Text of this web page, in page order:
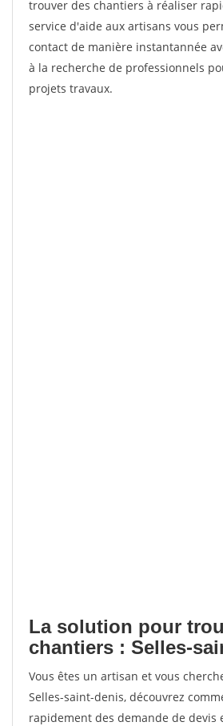
trouver des chantiers à réaliser
service d'aide aux artisans vous
contact de manière instantannée
à la recherche de professionnels
projets travaux.
La solution pour
chantiers : Selles-
Vous êtes un artisan et vous
Selles-saint-denis, découvrez
rapidement des demande de devis